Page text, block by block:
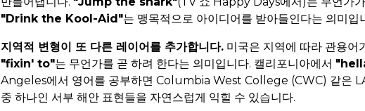
"Drink the Kool-Aid"는 맹목적으로 아이디어를 받아들인다는 의미입
지역적 변형이 또 다른 레이어를 추가합니다. 미국은 지역에 따라 관용어
"fixin' to"는 무언가를 곧 하려 한다는 의미입니다. 캘리포니아에서
Angeles에서 영어를 공부하면 Columbia West College (CWC) 같은
중 하나인 서부 해안 표현들을 자연스럽게 익힐 수 있습니다.